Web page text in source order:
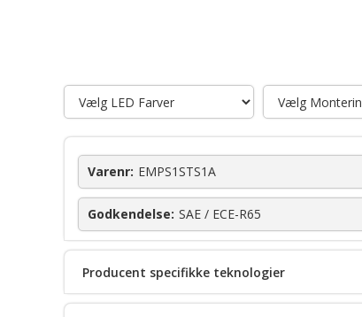
Varenr: EMPS1STS1A
Godkendelse: SAE / ECE-R65
Producent specifikke teknologier